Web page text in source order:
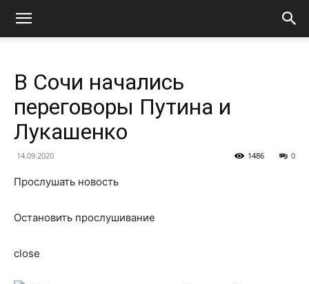
В Сочи начались
переговоры Путина и
Лукашенко
14.09.2020 0
1486
Прослушать новость
Остановить прослушивание
close